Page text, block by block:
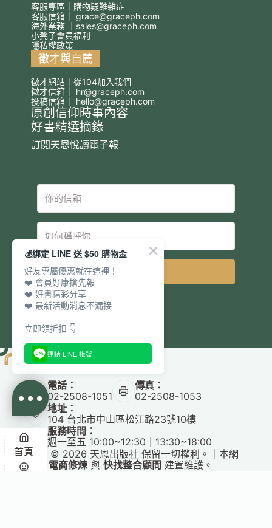
客服專區｜購物疑難雜症
客服信箱｜ grace@graceph.com
海外業務 ｜ sales@graceph.com
小凳子會員福利
隱私權政策
徵才與自薦
徵才網站｜從104加入我們
徵才信箱｜ hr@graceph.com
投稿信箱｜ hello@graceph.com
原創信仰時事內容
好書精選摘錄
訂閱天恩悅讀電子報
電話：
02-2508-1051
傳真：
02-2508-1053
地址：
104 台北市中山區松江路23號10樓
服務時間：
週一至五 10:00~12:30｜13:30~18:00
Copyright © 2026 天恩出版社 保留一切權利。｜本網
站由 電商修煉與快找整合顧問 建置維護。
首頁
💰綁定 LINE 送 $50 購物金
好友專屬優惠就在這裡！
❤️ 會員好康搶先報
❤️ 好書精彩分享
❤️ 最新活動消息不漏接
立即領折扣 👇
連結 LINE 帳號